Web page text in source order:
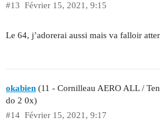
Février 15, 2021, 9:15
#13
Le 64, j’adorerai aussi mais va falloir
okabien (11 - Cornilleau AERO ALL /
do 2 0x)
Février 15, 2021, 9:17
#14